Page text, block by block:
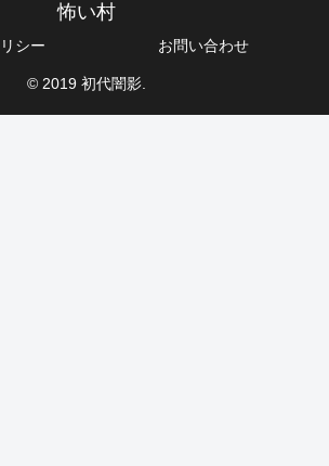
怖い村
シー お問い合わせ
© 2019 初代闇影.